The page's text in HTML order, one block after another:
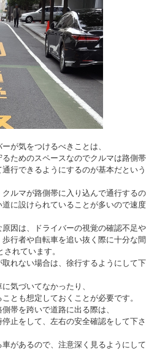
が気をつけるべきことは、
ためのスペースなのでクルマは路側
行できるようにするのが基本だとい
ルマが路側帯に入り込んで通行する
に設けられていることが多いので速
因は、ドライバーの視覚の確認不足
行者や自転車を追い抜く際に十分な
れています。
れない場合は、徐行するようにして
気づいてなかったり、
とも想定しておくことが必要です。
帯を跨いで道路に出る際は、
止をして、左右の安全確認をして下
があるので、注意深く見るようにし